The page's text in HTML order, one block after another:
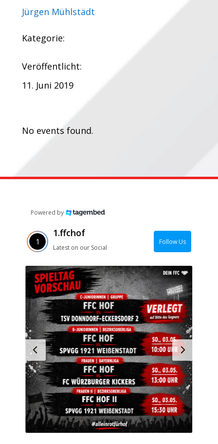
Jürgen Mühlstädt
Kategorie:
Veröffentlicht:
11. Juni 2019
No events found.
Powered by
1.ffchof
Latest on our Social
Follow Us